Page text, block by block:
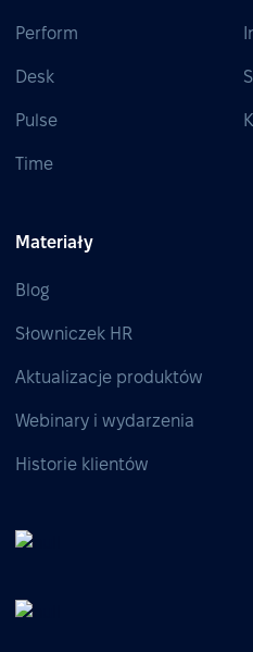
Perform
Desk
Pulse
Time
Materiały
Blog
Słowniczek HR
Aktualizacje produktów
Webinary i wydarzenia
Historie klientów